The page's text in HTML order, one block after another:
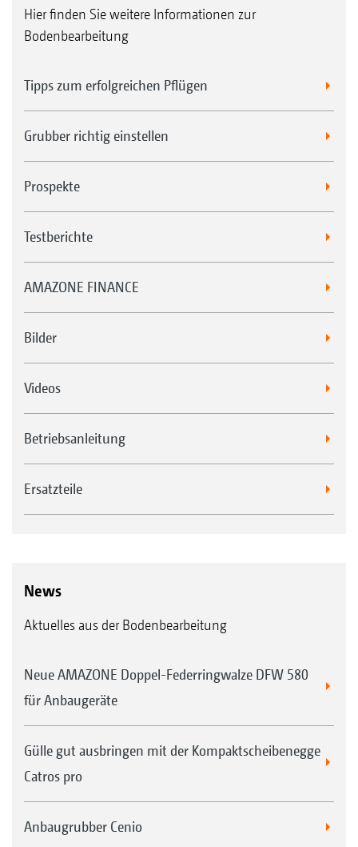
Hier finden Sie weitere Informationen zur
Bodenbearbeitung
Tipps zum erfolgreichen Pflügen
Grubber richtig einstellen
Prospekte
Testberichte
AMAZONE FINANCE
Bilder
Videos
Betriebsanleitung
Ersatzteile
News
Aktuelles aus der Bodenbearbeitung
Neue AMAZONE Doppel-Federringwalze DFW 580
für Anbaugeräte
Gülle gut ausbringen mit der Kompaktscheibenegge
Catros pro
Anbaugrubber Cenio